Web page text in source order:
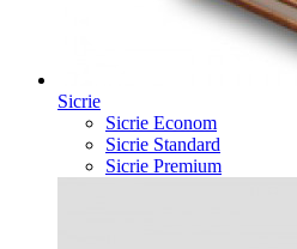
Sicrie
Sicrie Econom
Sicrie Standard
Sicrie Premium